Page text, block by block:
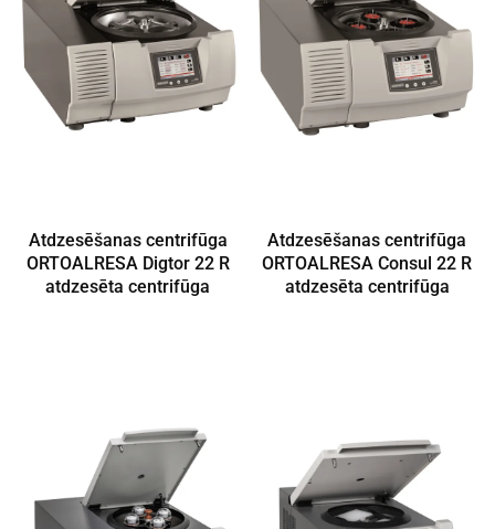
Atdzesēšanas centrifūga
ORTOALRESA Digtor 22 R
atdzesēta centrifūga
Atdzesēšanas centrifūga
ORTOALRESA Consul 22 R
atdzesēta centrifūga